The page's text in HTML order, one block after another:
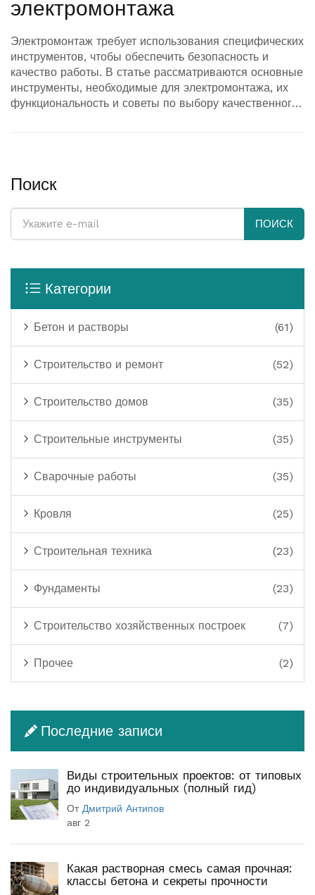
электромонтажа
Электромонтаж требует использования специфических
инструментов, чтобы обеспечить безопасность и
качество работы. В статье рассматриваются основные
инструменты, необходимые для электромонтажа, их
функциональность и советы по выбору качественного
Поиск
ПОИСК
Категории
Бетон и растворы (61)
Строительство и ремонт (52)
Строительство домов (35)
Строительные инструменты (35)
Сварочные работы (35)
Кровля (25)
Строительная техника (23)
Фундаменты (23)
Строительство хозяйственных построек (7)
Прочее (2)
Последние записи
Виды строительных проектов: от типовых
до индивидуальных (полный гид)
От Дмитрий Антипов
авг 2
Какая растворная смесь самая прочная:
классы бетона и секреты прочности